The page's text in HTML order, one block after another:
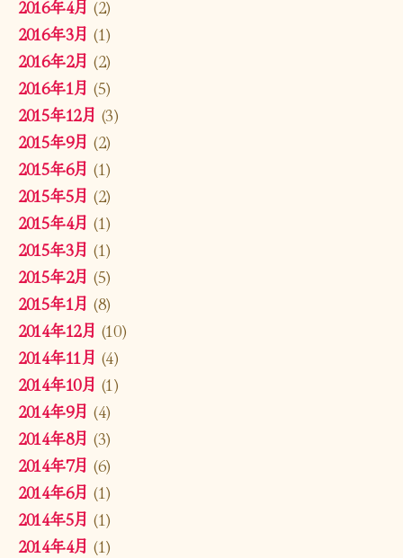
2016年4月 (2)
2016年3月 (1)
2016年2月 (2)
2016年1月 (5)
2015年12月 (3)
2015年9月 (2)
2015年6月 (1)
2015年5月 (2)
2015年4月 (1)
2015年3月 (1)
2015年2月 (5)
2015年1月 (8)
2014年12月 (10)
2014年11月 (4)
2014年10月 (1)
2014年9月 (4)
2014年8月 (3)
2014年7月 (6)
2014年6月 (1)
2014年5月 (1)
2014年4月 (1)